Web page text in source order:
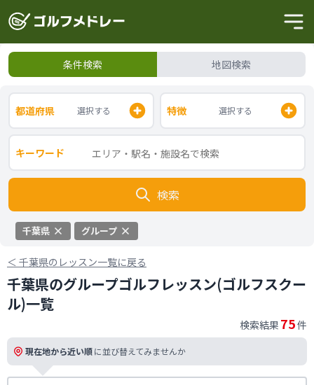
条件検索 地図検索
都道府県 選択する 特徴 選択する
キーワード
検索
千葉県 グループ
＜ 千葉県のレッスン一覧に戻る
千葉県のグループゴルフレッスン(ゴルフスクー
ル)一覧
検索結果 75件
現在地から近い順に並び替えてみませんか